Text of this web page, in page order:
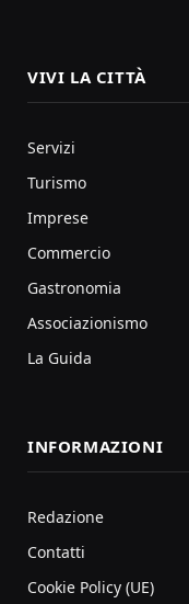
VIVI LA CITTÀ
Servizi
Turismo
Imprese
Commercio
Gastronomia
Associazionismo
La Guida
INFORMAZIONI
Redazione
Contatti
Cookie Policy (UE)